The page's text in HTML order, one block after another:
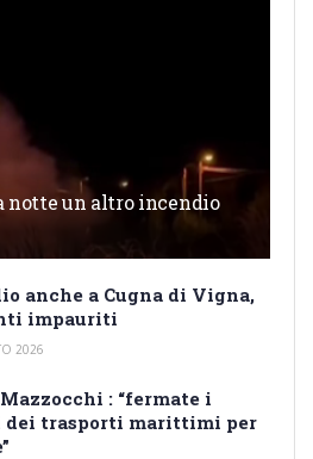
notte un altro incendio
anche a Cugna di Vigna,
impauriti
2026
: “fermate i
dei trasporti marittimi per